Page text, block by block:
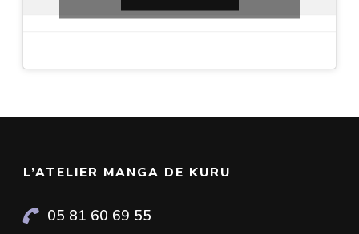
L’ATELIER MANGA DE KURU
05 81 60 69 55